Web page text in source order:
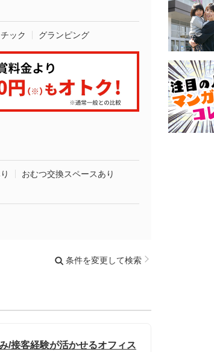
ック グランピング
おむつ交換スペースあり
条件を変更して検索
/接客経験が活かせるオフィス